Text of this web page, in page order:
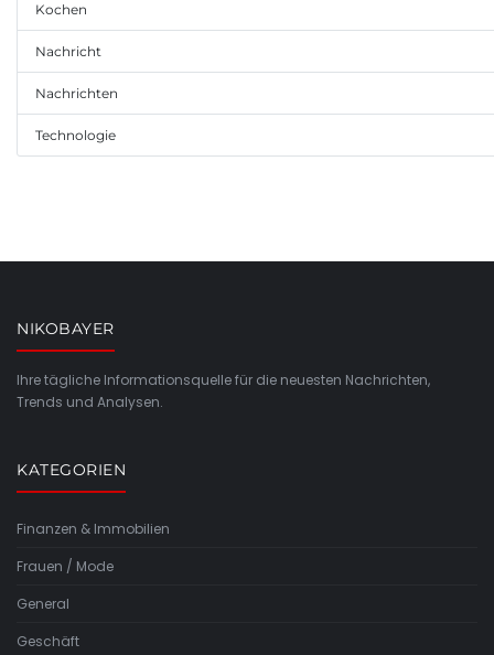
Kochen
Nachricht
Nachrichten
Technologie
NIKOBAYER
Ihre tägliche Informationsquelle für die neuesten Nachrichten,
Trends und Analysen.
KATEGORIEN
Finanzen & Immobilien
Frauen / Mode
General
Geschäft